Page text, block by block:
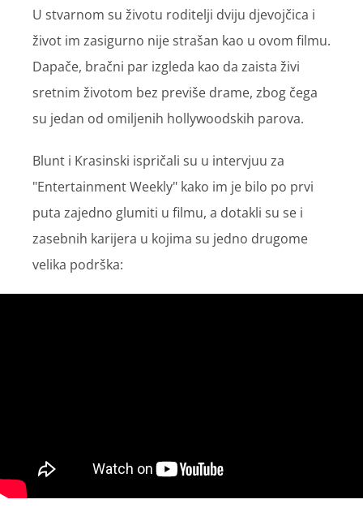
U stvarnom su životu roditelji dviju djevojčica i
život im zasigurno nije strašan kao u ovom filmu.
Dapače, bračni par izgleda kao da zaista živi
sretnim životom bez previše drame, zbog čega
su jedan od omiljenih hollywoodskih parova.
Blunt i Krasinski ispričali su u intervjuu za
"Entertainment Weekly" kako im je bilo po prvi
puta zajedno glumiti u filmu, a dotakli su se i
zasebnih karijera u kojima su jedno drugome
velika podrška: